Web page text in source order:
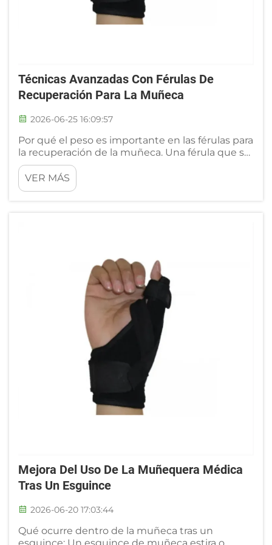
Técnicas Avanzadas Con Férulas De
Recuperación Para La Muñeca
2026-06-25 16:09:57
Por qué el peso es importante en las férulas para
la recuperación de la muñeca. Una férula que se
siente como una manga pesada alrededor del
antebrazo va en contra del mismo propósito de
la recuperación. El exceso de peso añade una
VER MÁS
Mejora Del Uso De La Muñequera Médica
Tras Un Esguince
2026-06-20 17:03:44
Qué ocurre dentro de la muñeca tras un
esguince: Un esguince de muñeca estira o